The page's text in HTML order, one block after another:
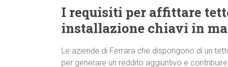
I requisiti per affittare
installazione chiavi in
Le aziende di Ferrara che dispongono di un
per generare un reddito aggiuntivo e